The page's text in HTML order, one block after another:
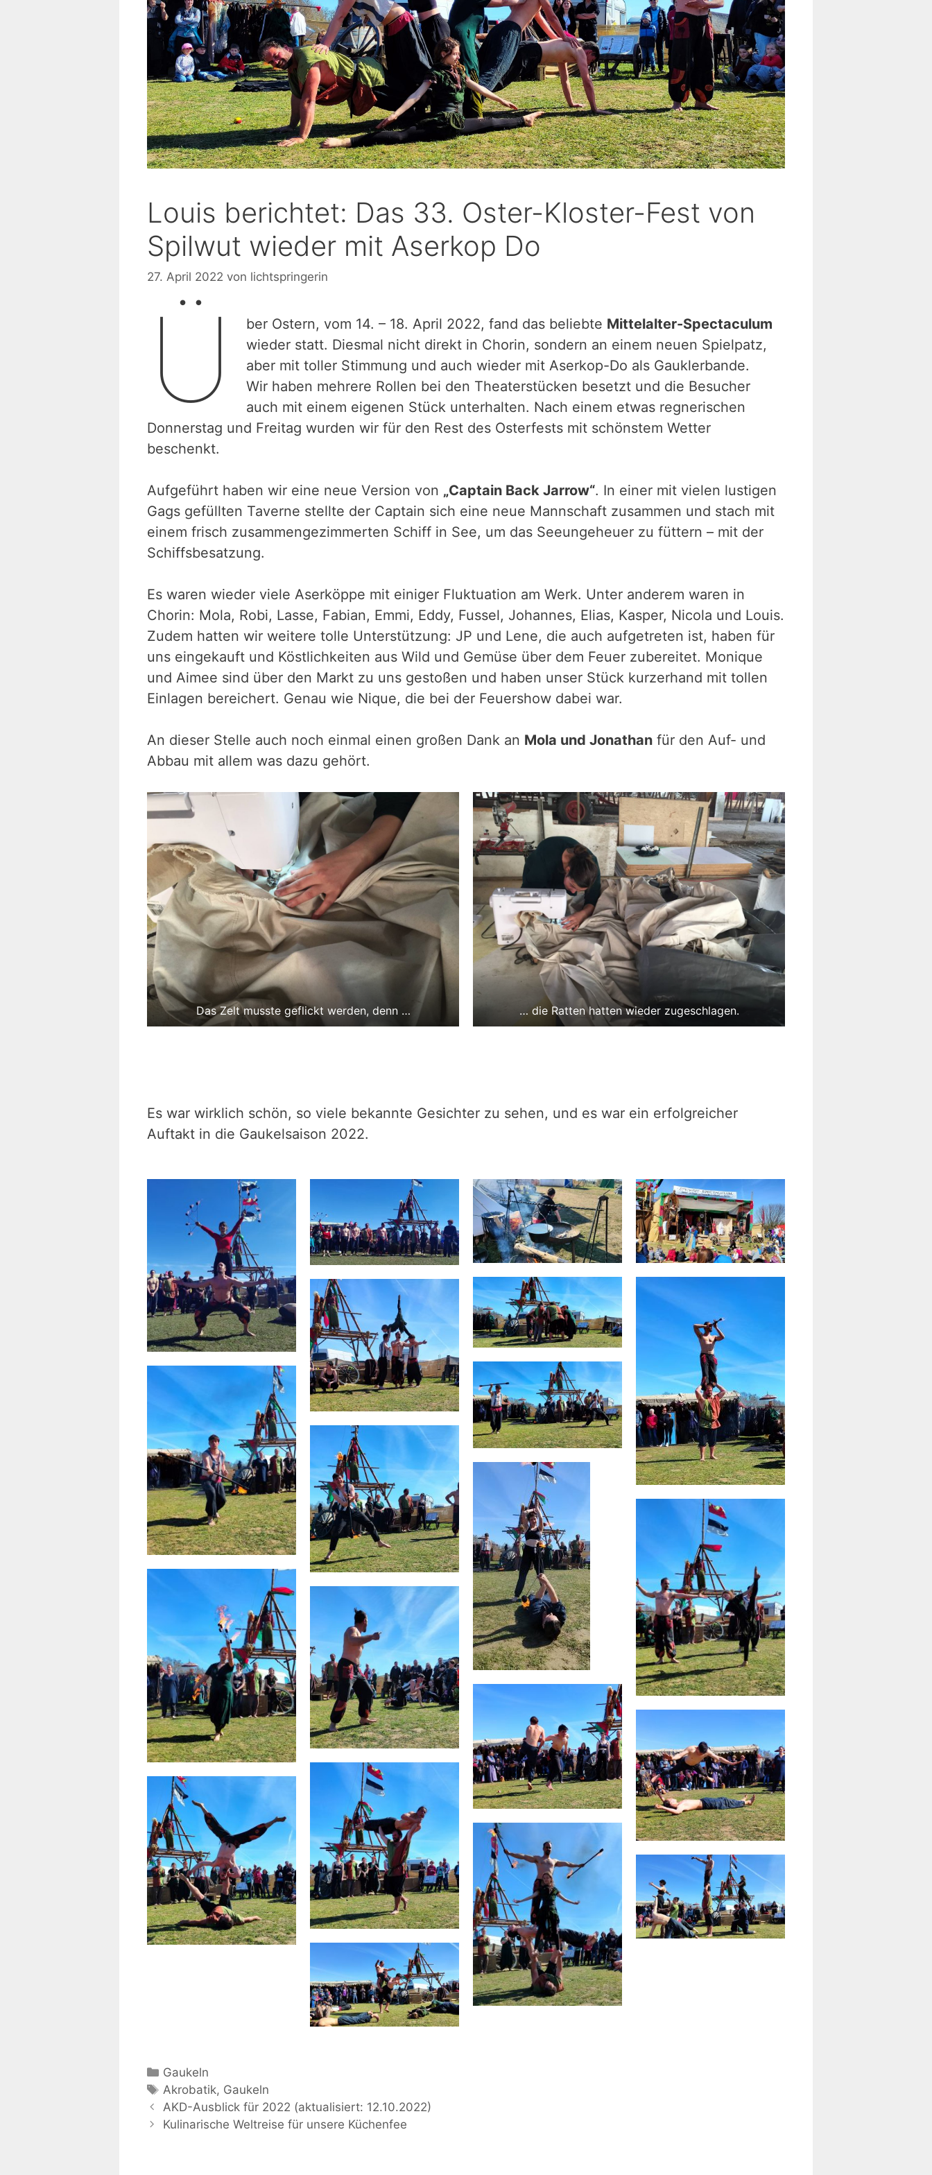
Louis berichtet: Das 33. Oster-Kloster-Fest von
Spilwut wieder mit Aserkop Do
27. April 2022 von lichtspringerin
Ü ber Ostern, vom 14. – 18. April 2022, fand das beliebte Mittelalter-Spectaculum
wieder statt. Diesmal nicht direkt in Chorin, sondern an einem neuen Spielpatz,
aber mit toller Stimmung und auch wieder mit Aserkop-Do als Gauklerbande.
Wir haben mehrere Rollen bei den Theaterstücken besetzt und die Besucher
auch mit einem eigenen Stück unterhalten. Nach einem etwas regnerischen
Donnerstag und Freitag wurden wir für den Rest des Osterfests mit schönstem Wetter
beschenkt.
Aufgeführt haben wir eine neue Version von „Captain Back Jarrow“. In einer mit vielen lustigen
Gags gefüllten Taverne stellte der Captain sich eine neue Mannschaft zusammen und stach mit
einem frisch zusammengezimmerten Schiff in See, um das Seeungeheuer zu füttern – mit der
Schiffsbesatzung.
Es waren wieder viele Aserköppe mit einiger Fluktuation am Werk. Unter anderem waren in
Chorin: Mola, Robi, Lasse, Fabian, Emmi, Eddy, Fussel, Johannes, Elias, Kasper, Nicola und Louis.
Zudem hatten wir weitere tolle Unterstützung: JP und Lene, die auch aufgetreten ist, haben für
uns eingekauft und Köstlichkeiten aus Wild und Gemüse über dem Feuer zubereitet. Monique
und Aimee sind über den Markt zu uns gestoßen und haben unser Stück kurzerhand mit tollen
Einlagen bereichert. Genau wie Nique, die bei der Feuershow dabei war.
An dieser Stelle auch noch einmal einen großen Dank an Mola und Jonathan für den Auf- und
Abbau mit allem was dazu gehört.
Das Zelt musste geflickt werden, denn … … die Ratten hatten wieder zugeschlagen.
Es war wirklich schön, so viele bekannte Gesichter zu sehen, und es war ein erfolgreicher
Auftakt in die Gaukelsaison 2022.
Kategorien
Gaukeln
Schlagwörter
Akrobatik, Gaukeln
Beitrags-
Navigation
AKD-Ausblick für 2022 (aktualisiert: 12.10.2022)
Kulinarische Weltreise für unsere Küchenfee